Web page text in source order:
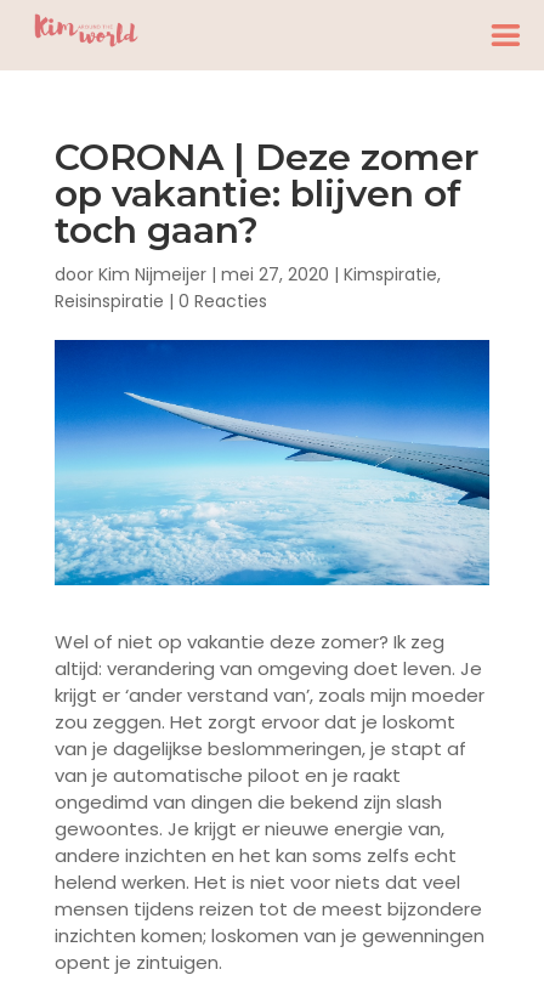
CORONA | Deze zomer
op vakantie: blijven of
toch gaan?
door Kim Nijmeijer| mei 27, 2020 | Kimspiratie,
Reisinspiratie | 0 Reacties
Wel of niet op vakantie deze zomer? Ik zeg
altijd: verandering van omgeving doet leven. Je
krijgt er ‘ander verstand van’, zoals mijn moeder
zou zeggen. Het zorgt ervoor dat je loskomt
van je dagelijkse beslommeringen, je stapt af
van je automatische piloot en je raakt
ongedimd van dingen die bekend zijn slash
gewoontes. Je krijgt er nieuwe energie van,
andere inzichten en het kan soms zelfs echt
helend werken. Het is niet voor niets dat veel
mensen tijdens reizen tot de meest bijzondere
inzichten komen; loskomen van je gewenningen
opent je zintuigen.